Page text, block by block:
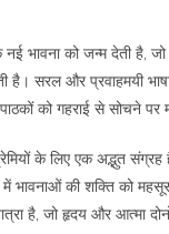
भावना को जन्म देती है,
सरल और प्रवाहमयी
को गहराई से सोचने पर
के लिए एक अद्भुत संग्रह
में भावनाओं की शक्ति को
है, जो हृदय और आत्मा